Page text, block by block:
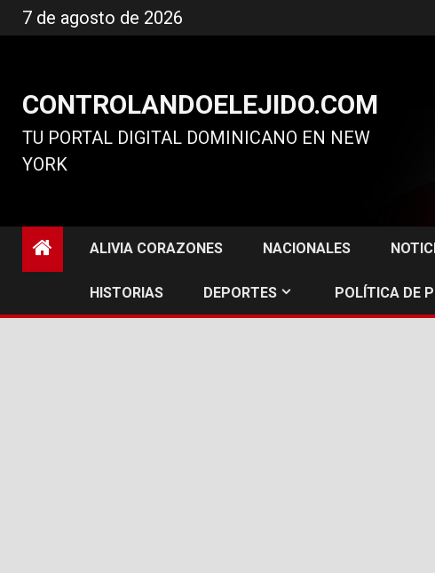
al
7 de agosto de 2026
CONTROLANDOELEJIDO.COM
TU PORTAL DIGITAL DOMINICANO EN NEW
YORK
ALIVIA CORAZONES NACIONALES
HISTORIAS DEPORTES POLÍTICA DE